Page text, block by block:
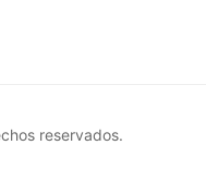
reservados.